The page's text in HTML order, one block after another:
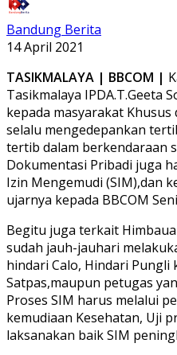
Bandung Berita
14 April 2021
TASIKMALAYA | BBCOM |
Tasikmalaya IPDA.T.Geeta
kepada masyarakat
selalu mengedepankan
tertib dalam berkendaraan
Dokumentasi Pribadi juga
Izin Mengemudi (SIM),dan
ujarnya kepada BBCOM
Begitu juga terkait
sudah jauh-jauhari
hindari Calo, Hindari Pungli
Satpas,maupun petugas
Proses SIM harus melalui
kemudiaan Kesehatan, Uji
laksanakan baik SIM